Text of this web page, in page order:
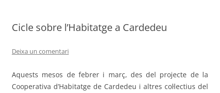
Cicle sobre l’Habitatge a Cardedeu
Deixa un comentari
Aquests mesos de febrer i març, des del projecte de la
Cooperativa d’Habitatge de Cardedeu i altres col·lectius del